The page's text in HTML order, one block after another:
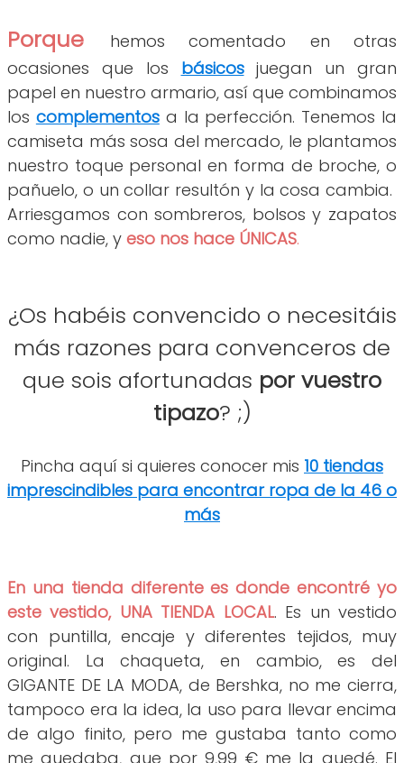
Porque
hemos comentado en otras
ocasiones que los básicosjuegan un gran
papel en nuestro armario, así que combinamos
los complementosa la perfección. Tenemos la
camiseta más sosa del mercado, le plantamos
nuestro toque personal en forma de broche, o
pañuelo, o un collar resultón y la cosa cambia.
Arriesgamos con sombreros, bolsos y zapatos
como nadie, y eso nos hace ÚNICAS.
¿Os habéis convencido o necesitáis
más razones para convenceros de
que sois afortunadas por vuestro
tipazo? ;)
Pincha aquí si quieres conocer mis 10 tiendas
imprescindibles para encontrar ropa de la 46 o
más
En una tienda diferente es donde encontré yo
este vestido, UNA TIENDA LOCAL. Es un vestido
con puntilla, encaje y diferentes tejidos, muy
original. La chaqueta, en cambio, es del
GIGANTE DE LA MODA, de Bershka, no me cierra,
tampoco era la idea, la uso para llevar encima
de algo finito, pero me gustaba tanto como
me quedaba, que por 9,99 € me la quedé. El